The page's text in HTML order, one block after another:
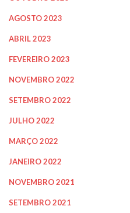
AGOSTO 2023
ABRIL 2023
FEVEREIRO 2023
NOVEMBRO 2022
SETEMBRO 2022
JULHO 2022
MARÇO 2022
JANEIRO 2022
NOVEMBRO 2021
SETEMBRO 2021